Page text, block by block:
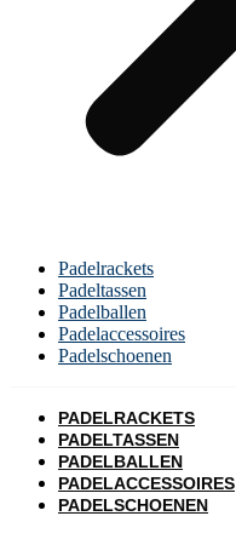
Padelrackets
Padeltassen
Padelballen
Padelaccessoires
Padelschoenen
PADELRACKETS
PADELTASSEN
PADELBALLEN
PADELACCESSOIRES
PADELSCHOENEN